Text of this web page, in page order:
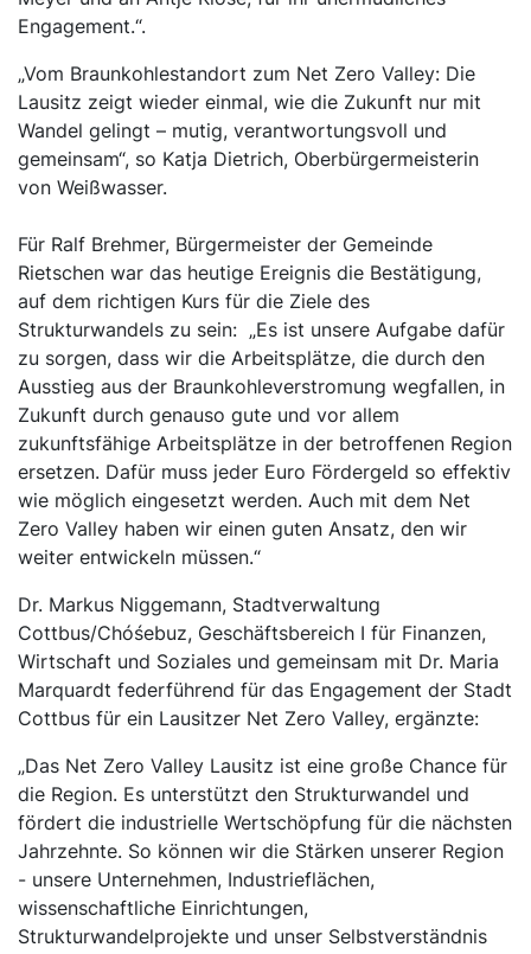
Engagement.“.
„Vom Braunkohlestandort zum Net Zero Valley: Die
Lausitz zeigt wieder einmal, wie die Zukunft nur mit
Wandel gelingt – mutig, verantwortungsvoll und
gemeinsam“, so Katja Dietrich, Oberbürgermeisterin
von Weißwasser.
Für Ralf Brehmer, Bürgermeister der Gemeinde
Rietschen war das heutige Ereignis die Bestätigung,
auf dem richtigen Kurs für die Ziele des
Strukturwandels zu sein: „Es ist unsere Aufgabe dafür
zu sorgen, dass wir die Arbeitsplätze, die durch den
Ausstieg aus der Braunkohleverstromung wegfallen, in
Zukunft durch genauso gute und vor allem
zukunftsfähige Arbeitsplätze in der betroffenen Region
ersetzen. Dafür muss jeder Euro Fördergeld so effektiv
wie möglich eingesetzt werden. Auch mit dem Net
Zero Valley haben wir einen guten Ansatz, den wir
weiter entwickeln müssen.“
Dr. Markus Niggemann, Stadtverwaltung
Cottbus/Chóśebuz, Geschäftsbereich I für Finanzen,
Wirtschaft und Soziales und gemeinsam mit Dr. Maria
Marquardt federführend für das Engagement der Stadt
Cottbus für ein Lausitzer Net Zero Valley, ergänzte:
„Das Net Zero Valley Lausitz ist eine große Chance für
die Region. Es unterstützt den Strukturwandel und
fördert die industrielle Wertschöpfung für die nächsten
Jahrzehnte. So können wir die Stärken unserer Region
- unsere Unternehmen, Industrieflächen,
wissenschaftliche Einrichtungen,
Strukturwandelprojekte und unser Selbstverständnis